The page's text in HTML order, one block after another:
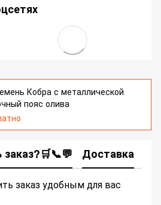
Кобра с металлической
пояс олива
Доставка
заказ удобным для вас